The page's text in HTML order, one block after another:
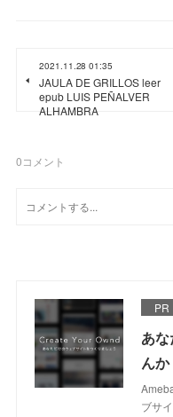
2021.11.28 01:35
JAULA DE GRILLOS leer
epub LUIS PEÑALVER
ALHAMBRA
0コメント
PR
あ
んか
ブサ